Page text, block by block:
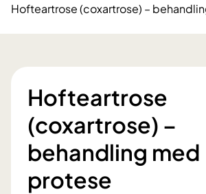
Hofteartrose (coxartrose) –
Hofteartrose
(coxartrose) –
behandling med
protese